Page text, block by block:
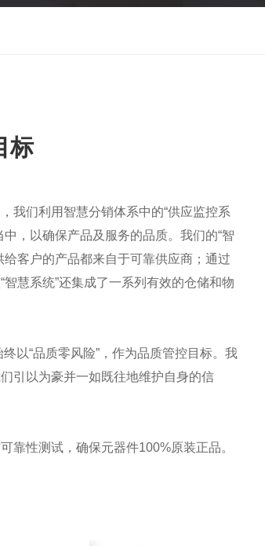
标
我们利用智慧分销体系中的“供应监控系
，以确保产品及服务的品质。我们的“智
客户的产品都来自于可靠供应商；通过
慧系统”还集成了一系列有效的仓储和物
以“品质零风险”，作为品质管控目标。我
引以为豪并一如既往地维护自身的信
靠性测试，确保元器件100%原装正品。